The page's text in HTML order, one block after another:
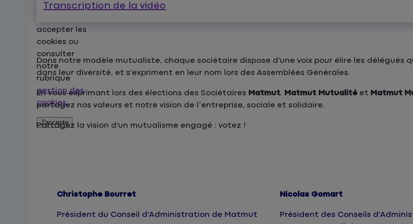
fonctionnalité,
accepter les
cookies ou
consulter
notre
rubrique
gestion des
cookies.
J'accepte
Transcription de la vidéo
Dans notre modèle mutualiste, chaque sociétaire dispose d'une voix pour élire les délégués
dans leur diversité, et s'expriment en leur nom lors des Assemblées Générales.
En vous exprimant lors des élections des Sociétaires Matmut, Matmut Mutualité et Matmut
partagez nos valeurs et notre vision de l’entreprise, sociale et solidaire.
Partagez la vision d'un mutualisme engagé : votez !
Christophe Bourret
Président du Conseil d'Administration de Matmut
Nicolas Gomart
Président des Conseils